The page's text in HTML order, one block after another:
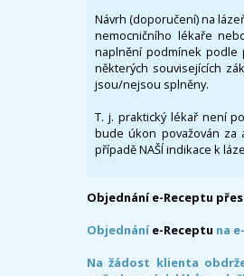
Návrh (doporučení) na
nemocničního lékaře
naplnění podmínek podle
některých souvisejících
jsou/nejsou splněny.
T. j. praktický lékař není
bude úkon považován za
případě NAŠÍ indikace k
Objednání e-Receptu
Objednáníe-Receptu na
Na žádost klienta